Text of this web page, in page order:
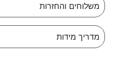
משלוחים והחזרות
מדריך מידות